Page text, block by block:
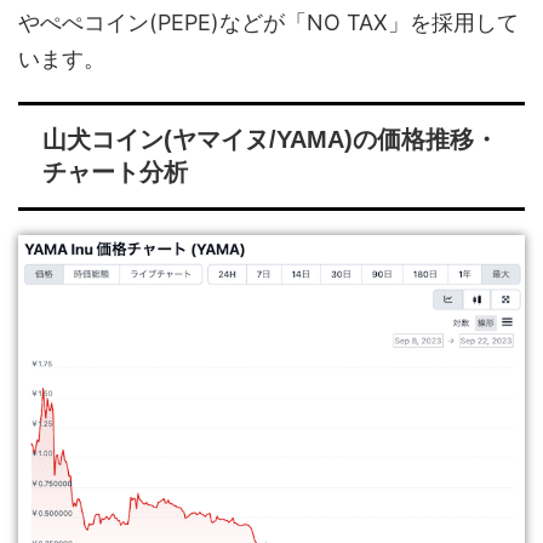
やぺぺコイン(PEPE)などが「NO TAX」を採用して
います。
山犬コイン(ヤマイヌ/YAMA)の価格推移・
チャート分析